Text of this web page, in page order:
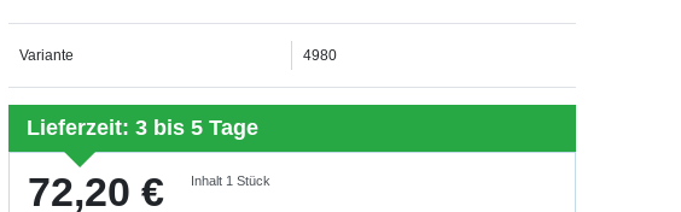
Variante 4980
Lieferzeit: 3 bis 5 Tage
72,20 € Inhalt 1Stück